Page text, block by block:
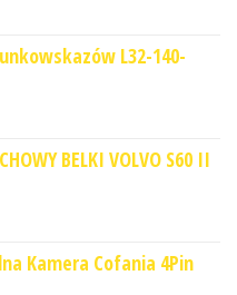
L32-140-
BELKI VOLVO S60 II
Kamera Cofania 4Pin